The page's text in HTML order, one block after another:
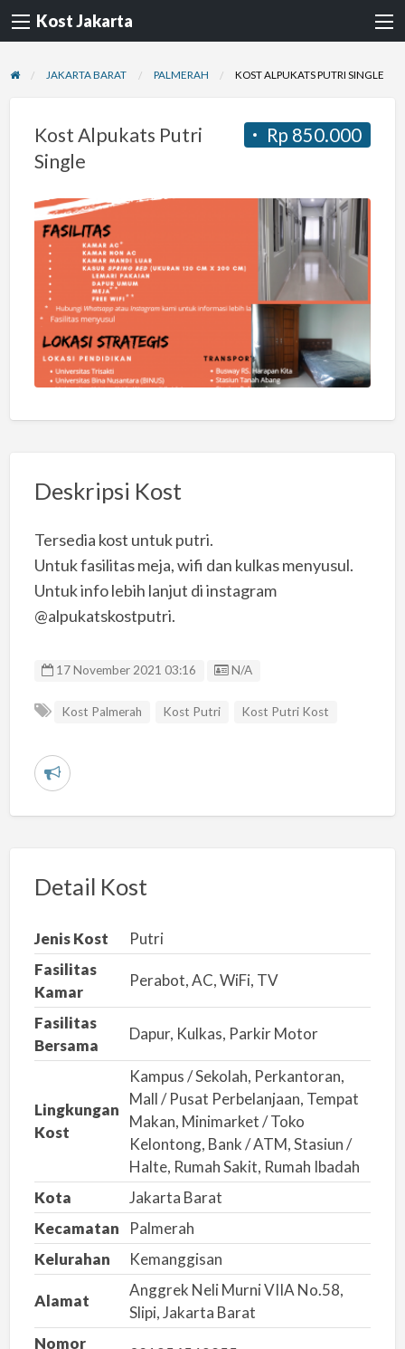
Kost Jakarta
JAKARTA BARAT PALMERAH KOST ALPUKATS PUTRI SINGLE
Rp 850.000
Kost Alpukats Putri
Single
Deskripsi Kost
Tersedia kost untuk putri.
Untuk fasilitas meja, wifi dan kulkas menyusul.
Untuk info lebih lanjut di instagram
@alpukatskostputri.
17 November 2021 03:16 Listing ID
N/A
Kost Palmerah Kost Putri Kost Putri Kost
L
r
n
m
a
s
a
h
Detail Kost
Jenis Kost
Putri
Fasilitas
Kamar
Perabot, AC, WiFi, TV
Fasilitas
Bersama
Dapur, Kulkas, Parkir Motor
Lingkungan
Kost
Kampus / Sekolah, Perkantoran,
Mall / Pusat Perbelanjaan, Tempat
Makan, Minimarket / Toko
Kelontong, Bank / ATM, Stasiun /
Halte, Rumah Sakit, Rumah Ibadah
Kota
Jakarta Barat
Kecamatan
Palmerah
Kelurahan
Kemanggisan
Alamat
Anggrek Neli Murni VIIA No.58,
Slipi, Jakarta Barat
Nomor